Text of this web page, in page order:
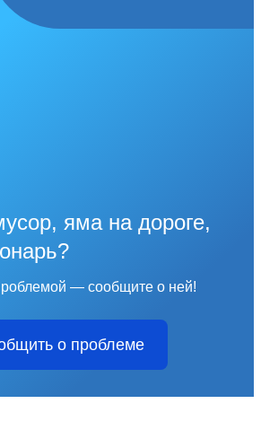
яма на дороге,
— сообщите о ней!
о проблеме